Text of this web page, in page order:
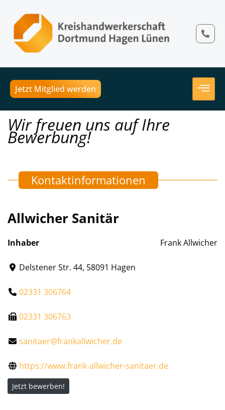
Jetzt Mitglied werden
Wir freuen uns auf Ihre
Bewerbung!
Kontaktinformationen
Allwicher Sanitär
Inhaber Frank Allwicher
Delstener Str. 44, 58091 Hagen
02331 306764
02331 306763
sanitaer@frankallwicher.de
https://www.frank-allwicher-sanitaer.de
Jetzt bewerben!